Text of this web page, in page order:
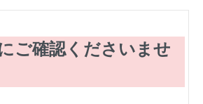
ご確認くださいませ